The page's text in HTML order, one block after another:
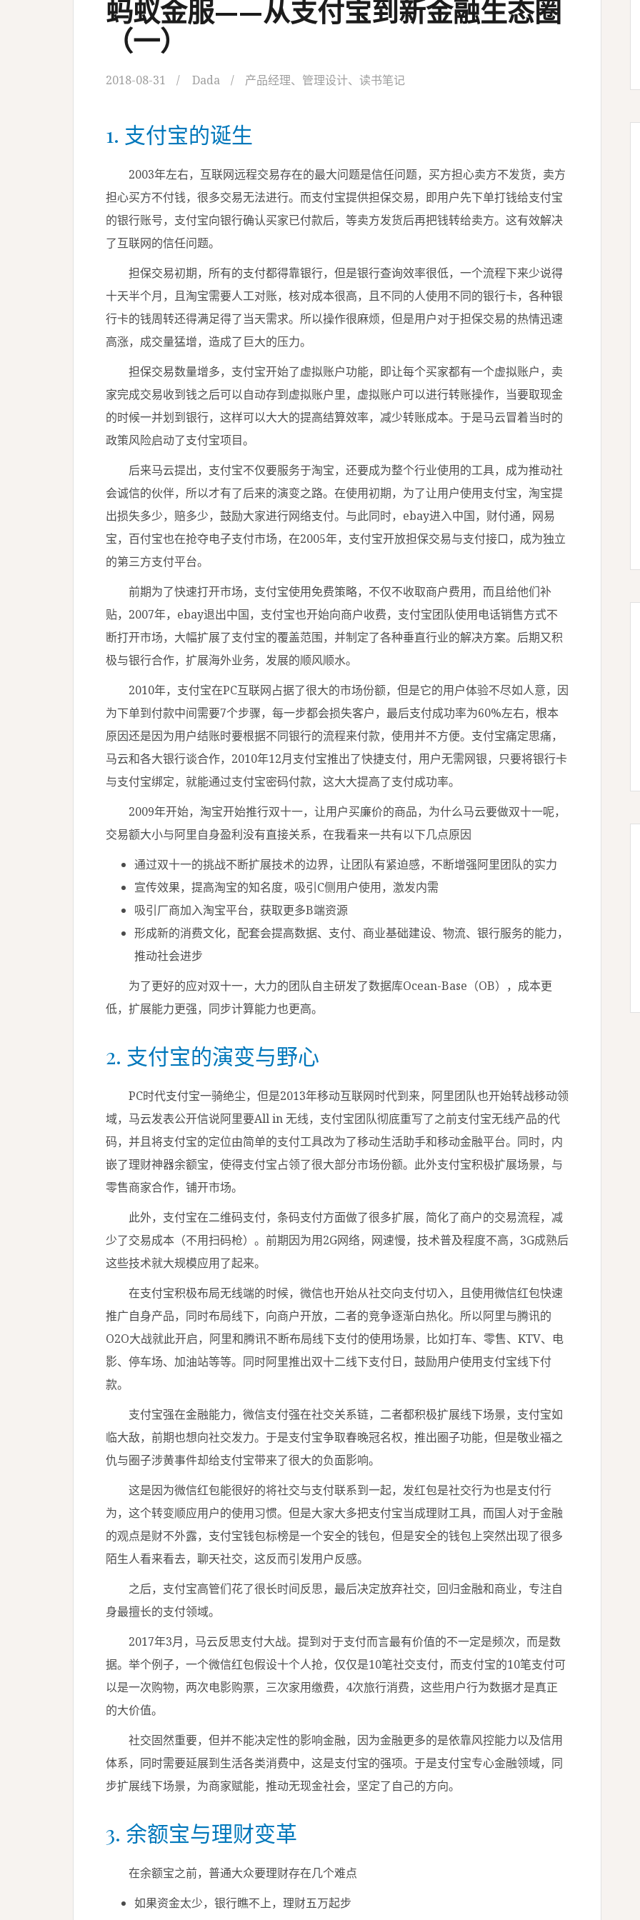
蚂蚁金服——从支付宝到新金融生态圈
（一）
2018-08-31 Dada 产品经理、 管理设计、 读书笔记
1. 支付宝的诞生
2003年左右，互联网远程交易存在的最大问题是信任问题，买方担心卖方不发货，卖方
担心买方不付钱，很多交易无法进行。而支付宝提供担保交易，即用户先下单打钱给支付宝
的银行账号，支付宝向银行确认买家已付款后，等卖方发货后再把钱转给卖方。这有效解决
了互联网的信任问题。
担保交易初期，所有的支付都得靠银行，但是银行查询效率很低，一个流程下来少说得
十天半个月，且淘宝需要人工对账，核对成本很高，且不同的人使用不同的银行卡，各种银
行卡的钱周转还得满足得了当天需求。所以操作很麻烦，但是用户对于担保交易的热情迅速
高涨，成交量猛增，造成了巨大的压力。
担保交易数量增多，支付宝开始了虚拟账户功能，即让每个买家都有一个虚拟账户，卖
家完成交易收到钱之后可以自动存到虚拟账户里，虚拟账户可以进行转账操作，当要取现金
的时候一并划到银行，这样可以大大的提高结算效率，减少转账成本。于是马云冒着当时的
政策风险启动了支付宝项目。
后来马云提出，支付宝不仅要服务于淘宝，还要成为整个行业使用的工具，成为推动社
会诚信的伙伴，所以才有了后来的演变之路。在使用初期，为了让用户使用支付宝，淘宝提
出损失多少，赔多少，鼓励大家进行网络支付。与此同时，ebay进入中国，财付通，网易
宝，百付宝也在抢夺电子支付市场，在2005年，支付宝开放担保交易与支付接口，成为独立
的第三方支付平台。
前期为了快速打开市场，支付宝使用免费策略，不仅不收取商户费用，而且给他们补
贴，2007年，ebay退出中国，支付宝也开始向商户收费，支付宝团队使用电话销售方式不
断打开市场，大幅扩展了支付宝的覆盖范围，并制定了各种垂直行业的解决方案。后期又积
极与银行合作，扩展海外业务，发展的顺风顺水。
2010年，支付宝在PC互联网占据了很大的市场份额，但是它的用户体验不尽如人意，因
为下单到付款中间需要7个步骤，每一步都会损失客户，最后支付成功率为60%左右，根本
原因还是因为用户结账时要根据不同银行的流程来付款，使用并不方便。支付宝痛定思痛，
马云和各大银行谈合作，2010年12月支付宝推出了快捷支付，用户无需网银，只要将银行卡
与支付宝绑定，就能通过支付宝密码付款，这大大提高了支付成功率。
2009年开始，淘宝开始推行双十一，让用户买廉价的商品，为什么马云要做双十一呢，
交易额大小与阿里自身盈利没有直接关系，在我看来一共有以下几点原因
通过双十一的挑战不断扩展技术的边界，让团队有紧迫感，不断增强阿里团队的实力
宣传效果，提高淘宝的知名度，吸引C侧用户使用，激发内需
吸引厂商加入淘宝平台，获取更多B端资源
形成新的消费文化，配套会提高数据、支付、商业基础建设、物流、银行服务的能力，
推动社会进步
为了更好的应对双十一，大力的团队自主研发了数据库Ocean-Base（OB），成本更
低，扩展能力更强，同步计算能力也更高。
2. 支付宝的演变与野心
PC时代支付宝一骑绝尘，但是2013年移动互联网时代到来，阿里团队也开始转战移动领
域，马云发表公开信说阿里要All in 无线，支付宝团队彻底重写了之前支付宝无线产品的代
码，并且将支付宝的定位由简单的支付工具改为了移动生活助手和移动金融平台。同时，内
嵌了理财神器余额宝，使得支付宝占领了很大部分市场份额。此外支付宝积极扩展场景，与
零售商家合作，铺开市场。
此外，支付宝在二维码支付，条码支付方面做了很多扩展，简化了商户的交易流程，减
少了交易成本（不用扫码枪）。前期因为用2G网络，网速慢，技术普及程度不高，3G成熟后
这些技术就大规模应用了起来。
在支付宝积极布局无线端的时候，微信也开始从社交向支付切入，且使用微信红包快速
推广自身产品，同时布局线下，向商户开放，二者的竞争逐渐白热化。所以阿里与腾讯的
O2O大战就此开启，阿里和腾讯不断布局线下支付的使用场景，比如打车、零售、KTV、电
影、停车场、加油站等等。同时阿里推出双十二线下支付日，鼓励用户使用支付宝线下付
款。
支付宝强在金融能力，微信支付强在社交关系链，二者都积极扩展线下场景，支付宝如
临大敌，前期也想向社交发力。于是支付宝争取春晚冠名权，推出圈子功能，但是敬业福之
仇与圈子涉黄事件却给支付宝带来了很大的负面影响。
这是因为微信红包能很好的将社交与支付联系到一起，发红包是社交行为也是支付行
为，这个转变顺应用户的使用习惯。但是大家大多把支付宝当成理财工具，而国人对于金融
的观点是财不外露，支付宝钱包标榜是一个安全的钱包，但是安全的钱包上突然出现了很多
陌生人看来看去，聊天社交，这反而引发用户反感。
之后，支付宝高管们花了很长时间反思，最后决定放弃社交，回归金融和商业，专注自
身最擅长的支付领域。
2017年3月，马云反思支付大战。提到对于支付而言最有价值的不一定是频次，而是数
据。举个例子，一个微信红包假设十个人抢，仅仅是10笔社交支付，而支付宝的10笔支付可
以是一次购物，两次电影购票，三次家用缴费，4次旅行消费，这些用户行为数据才是真正
的大价值。
社交固然重要，但并不能决定性的影响金融，因为金融更多的是依靠风控能力以及信用
体系，同时需要延展到生活各类消费中，这是支付宝的强项。于是支付宝专心金融领域，同
步扩展线下场景，为商家赋能，推动无现金社会，坚定了自己的方向。
3. 余额宝与理财变革
在余额宝之前，普通大众要理财存在几个难点
如果资金太少，银行瞧不上，理财五万起步